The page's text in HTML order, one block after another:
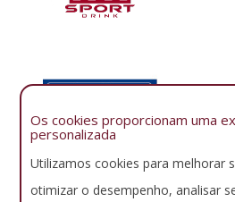
Os cookies proporcionam uma
personalizada
Utilizamos cookies para melhorar
otimizar o desempenho, analisar